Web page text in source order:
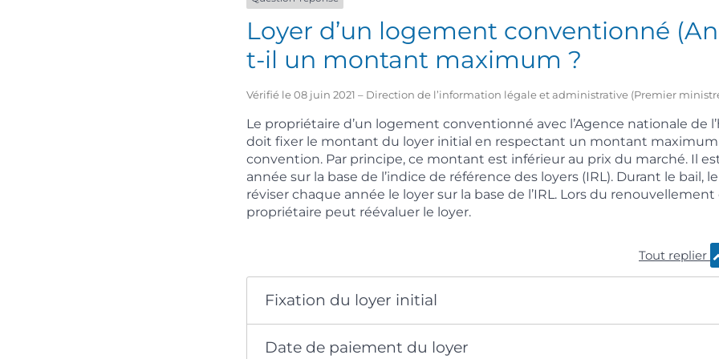
Loyer d’un logement conventionné
t-il un montant maximum ?
Vérifié le 08 juin 2021 – Direction de l’information légale et administrative (Premier
Le propriétaire d’un logement conventionné avec l’Agence nationale de
doit fixer le montant du loyer initial en respectant un montant
convention. Par principe, ce montant est inférieur au prix du marché. Il
année sur la base de l’indice de référence des loyers (IRL). Durant le bail,
réviser chaque année le loyer sur la base de l’IRL. Lors du renouvellement
propriétaire peut réévaluer le loyer.
Tout replier
Fixation du loyer initial
Date de paiement du loyer